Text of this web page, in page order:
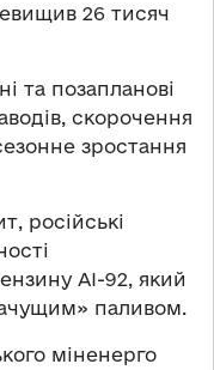
26 тисяч
та позапланові
скорочення
зростання
російські
АІ-92, який
паливом.
міненерго